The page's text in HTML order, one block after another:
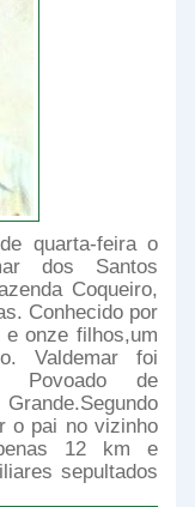
quarta-feira o
dos Santos
Coqueiro,
Conhecido por
onze filhos,um
Valdemar foi
Povoado de
o pai no vizinho
12 km e
sepultados